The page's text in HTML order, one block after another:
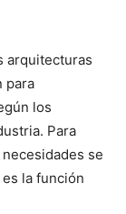
arquitecturas
para
los
Para
se
la función